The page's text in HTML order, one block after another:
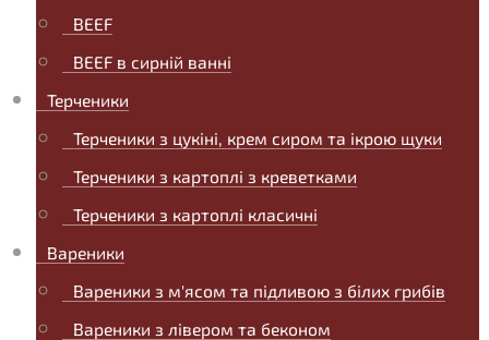
BEEF
BEEF в сирній ванні
Терченики
Терченики з цукіні, крем сиром та ікрою щуки
Терченики з картоплі з креветками
Терченики з картоплі класичні
Вареники
Вареники з м'ясом та підливою з білих грибів
Вареники з лівером та беконом